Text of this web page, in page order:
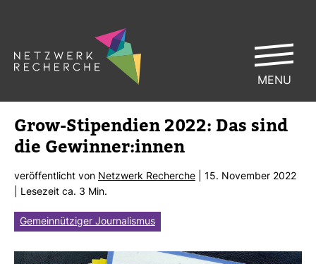
Grow-​Sti­pen­dien 2022: Das sind
die Gewinner:innen
ver­öf­fent­licht von Netz­werk Recherche | 15. November 2022
| Lese­zeit ca. 3 Min.
Gemeinnütziger Journalismus
MENU